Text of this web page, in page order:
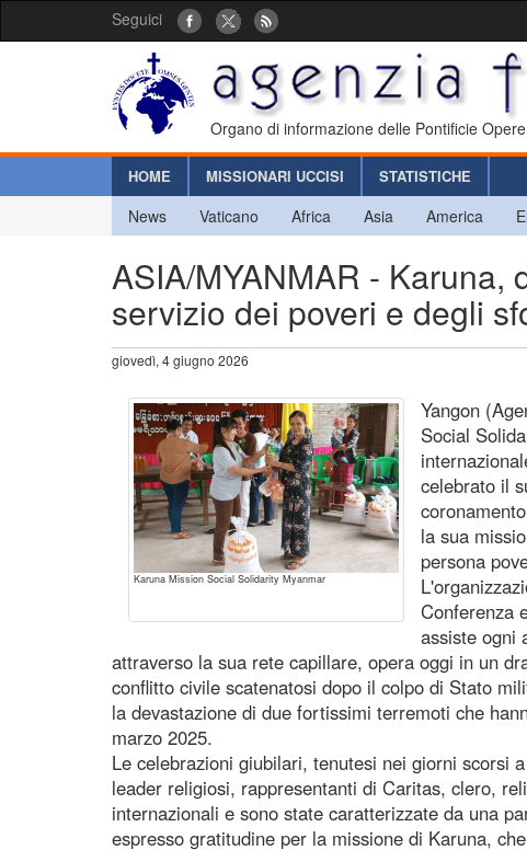
Seguici
Organo di informazione delle Pontificie
HOME MISSIONARI UCCISI STATISTICHE
News Vaticano Africa Asia America
ASIA/MYANMAR - Karuna,
servizio dei poveri e degli
giovedì, 4 giugno 2026
Karuna Mission Social Solidarity Myanmar
Yangon
Social
celebrato il
la sua
persona
Conferenza
assiste ogni
attraverso la sua rete capillare, opera oggi in un
conflitto civile scatenatosi dopo il colpo di Stato
la devastazione di due fortissimi terremoti che
marzo 2025.
Le celebrazioni giubilari, tenutesi nei giorni scorsi
leader religiosi, rappresentanti di Caritas, clero,
internazionali e sono state caratterizzate da una
espresso gratitudine per la missione di Karuna,